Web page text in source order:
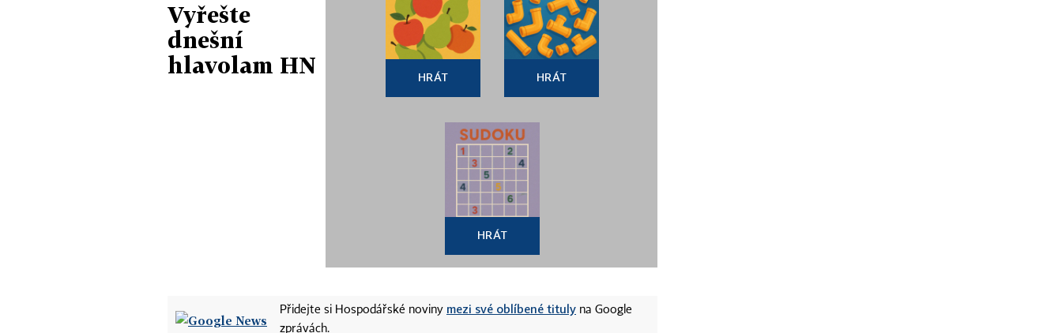
Vyřešte
dnešní
hlavolam HN
HRÁT HRÁT
HRÁT
Přidejte si Hospodářské noviny mezi své oblíbené tituly na Google
zprávách.